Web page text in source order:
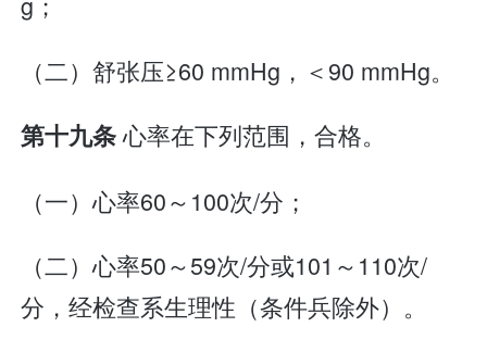
（二）舒张压≥60 mmHg，＜90 mmHg。
第十九条心率在下列范围，合格。
（一）心率60～100次/分；
（二）心率50～59次/分或101～110次/
分，经检查系生理性（条件兵除外）。